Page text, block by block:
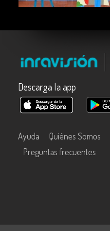
Descarga la app
Ayuda Quiénes Somos
Preguntas frecuentes